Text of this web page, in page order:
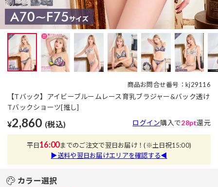
商品お問合せ番号：kj29116
【Tバック】アイビーブルームレース育乳ブラジャー&バック透け
Tバックショーツ[推し]
¥2,860 (税込) ログイン購入で28pt還元
平日16:00までのご注文で翌日お届け！(※土日祝15:00)
▶送料や翌日お届けエリアを確認する◀
カラー選択